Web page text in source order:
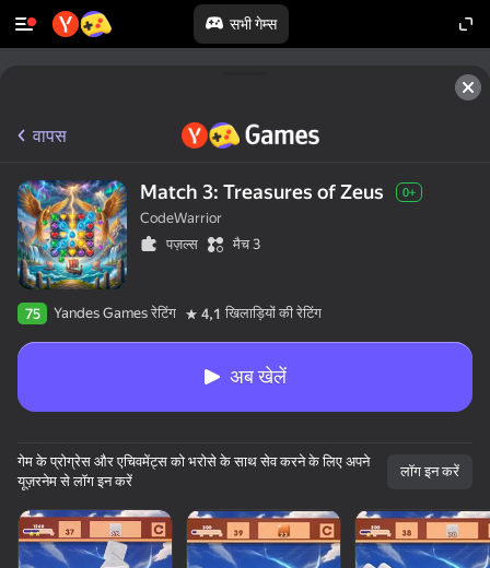
सभी गेम्स
वापस
Match 3: Treasures of Zeus 0+
CodeWarrior
पज़ल्स
मैच 3
75 Yandes Games रेटिंग 4,1 खिलाड़ियों की रेटिंग
अब खेलें
गेम के प्रोग्रेस और एचिवमेंट्स को भरोसे के साथ सेव करने के लिए अपने
यूज़रनेम से लॉग इन करें
लॉग इन करें